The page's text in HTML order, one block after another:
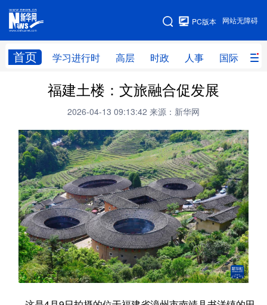
网站无障碍
PC版本
首页 学习进行时 高层 时政 人事 国际 财
网站地图
学习进行时 高层 时政
财经 网评
台湾 思客智库 全球连线 教育
科技 科创 量子 体育
文化 书画 健康 军事
访谈 视频 图片 政务
法律 中央文件 金融 汽车
食品 人居 信息化 数字经济
福建土楼：文旅融合促发展
2026-04-13 09:13:42 来源：新华网